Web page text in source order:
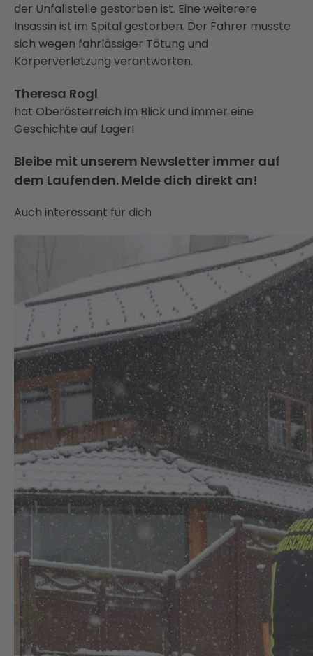
der Unfallstelle gestorben ist. Eine weiterere
Insassin ist im Spital gestorben. Der Fahrer musste
sich wegen fahrlässiger Tötung und
Körperverletzung verantworten.
Theresa Rogl
hat Oberösterreich im Blick und immer eine
Geschichte auf Lager!
Bleibe mit unserem Newsletter immer auf
dem Laufenden. Melde dich direkt an!
Auch interessant für dich